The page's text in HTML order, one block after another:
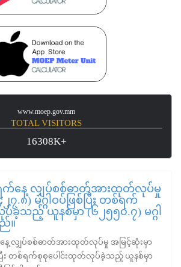
www.moep.gov.mm
TOTAL VISITORS
16308K+
က်နေ့ လျှပ်စစ်ဓာတ်အားထုတ်လုပ်မှု
၇.၈) မဂ္ဂါဝပ်ဖြစ်ပြီး တစ်ရက်
ခဲ့သည့် ယူနစ်မှာ (၆၂၅၅၀.၇) မဂ္ဂါ
။
ေ့ လျှပ်စစ်ဓာတ်အားထုတ်လုပ်မှု အမြင့်ဆုံးမှာ
စ်ပြီး တစ်ရက်စုစုပေါင်းထုတ်လုပ်ခဲ့သည့် ယူနစ်မှာ